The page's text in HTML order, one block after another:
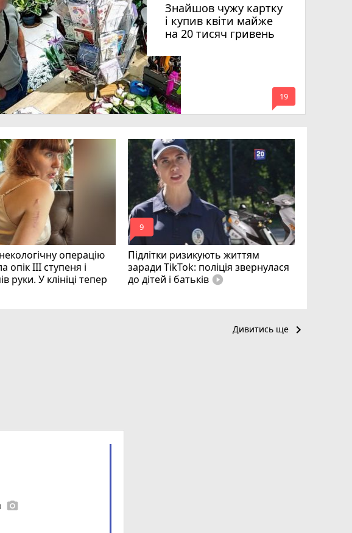
Знайшов чужу картку
і купив квіти майже
на 20 тисяч гривень
mode_comment
19
операцію
ІІІ ступеня і
руки. У клініці тепер
Підлітки ризикують життям
заради TikTok: поліція звернулася
до дітей і батьків play_circle_filled
mode_comment
9
Дивитись ще keyboard_arrow_right
photo_camera